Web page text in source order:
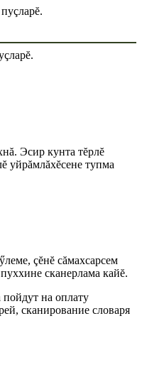
Эсир кунта тĕрлĕ
уйрăмлăхĕсене тупма
çĕнĕ сăмахсарсем
сканерлама кайĕ.
на оплату
сканирование словаря